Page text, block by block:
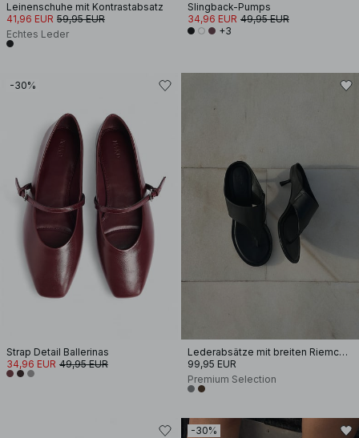
Leinenschuhe mit Kontrastabsatz
41,96 EUR 59,95 EUR
Echtes Leder
Slingback-Pumps
34,96 EUR 49,95 EUR
+3
-30%
Strap Detail Ballerinas
34,96 EUR 49,95 EUR
Lederabsätze mit breiten Riemchen
99,95 EUR
Premium Selection
-30%